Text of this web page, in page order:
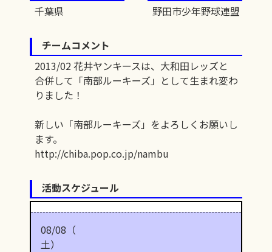
千葉県
野田市少年野球連盟
チームコメント
2013/02 花井ヤンキースは、大和田レッズと
合併して「南部ルーキーズ」として生まれ変わ
りました！
新しい「南部ルーキーズ」をよろしくお願いし
ます。
http://chiba.pop.co.jp/nambu
活動スケジュール
08/08（
土）